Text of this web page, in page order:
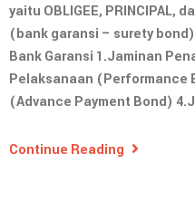
yaitu OBLIGEE, PRINCIPAL,
(bank garansi – surety
Bank Garansi 1.Jaminan
Pelaksanaan (Performance
(Advance Payment Bond)
Continue Reading